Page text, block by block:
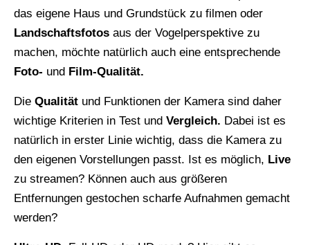
das eigene Haus und Grundstück zu filmen oder
Landschaftsfotos aus der Vogelperspektive zu
machen, möchte natürlich auch eine entsprechende
Foto- und Film-Qualität.
Die Qualität und Funktionen der Kamera sind daher
wichtige Kriterien in Test und Vergleich. Dabei ist es
natürlich in erster Linie wichtig, dass die Kamera zu
den eigenen Vorstellungen passt. Ist es möglich, Live
zu streamen? Können auch aus größeren
Entfernungen gestochen scharfe Aufnahmen gemacht
werden?